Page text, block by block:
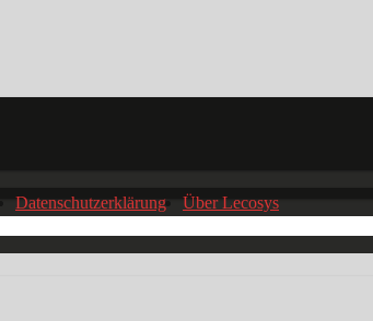
Datenschutzerklärung
Über Lecosys